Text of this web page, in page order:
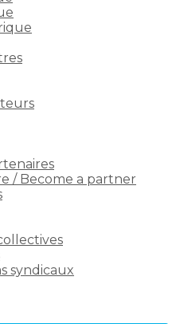
/ Become a partner
syndicaux